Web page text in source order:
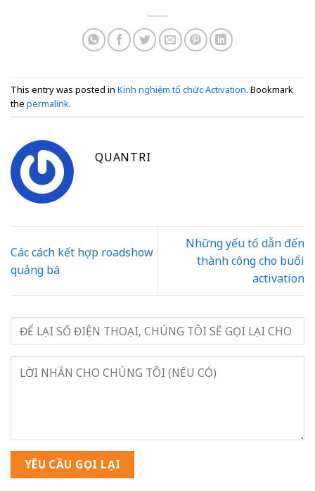
This entry was posted in Kinh nghiệm tổ chức Activation. Bookmark
the permalink.
QUANTRI
Các cách kết hợp roadshow
quảng bá
Những yếu tố dẫn đến
thành công cho buổi
activation